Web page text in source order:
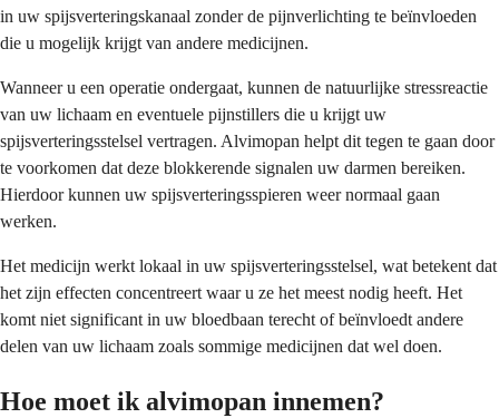
in uw spijsverteringskanaal zonder de pijnverlichting te beïnvloeden
die u mogelijk krijgt van andere medicijnen.
Wanneer u een operatie ondergaat, kunnen de natuurlijke stressreactie
van uw lichaam en eventuele pijnstillers die u krijgt uw
spijsverteringsstelsel vertragen. Alvimopan helpt dit tegen te gaan door
te voorkomen dat deze blokkerende signalen uw darmen bereiken.
Hierdoor kunnen uw spijsverteringsspieren weer normaal gaan
werken.
Het medicijn werkt lokaal in uw spijsverteringsstelsel, wat betekent dat
het zijn effecten concentreert waar u ze het meest nodig heeft. Het
komt niet significant in uw bloedbaan terecht of beïnvloedt andere
delen van uw lichaam zoals sommige medicijnen dat wel doen.
Hoe moet ik alvimopan innemen?